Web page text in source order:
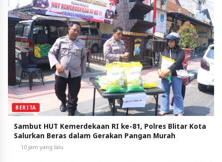
BERITA
Sambut HUT Kemerdekaan RI ke-81, Polres Blitar Kota
Salurkan Beras dalam Gerakan Pangan Murah
10 jam yang lalu